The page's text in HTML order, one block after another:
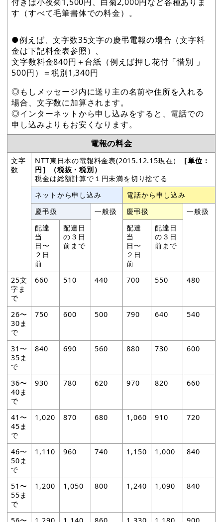
す（すべて毛筆書体での料金）。
●例えば、文字数35文字の慶弔電報の場合（文字料
金は下記料金表参照）、
文字数料金840円＋台紙（例えば押し花付「惜別 」
500円）＝税別1,340円
◎もしメッセージ内に送り主の名前や住所を入れる
場合、文字数に加算されます。
◎インターネットから申し込みをすると、電話での
申し込みよりもお安くなります。
電報の料金
文字
数
NTT東日本の電報料金表(2015.12.15現在）
［単位：
円］（税抜・税別）
税金は総額計算で１円未満を切り捨てる
ネットから申し込み
電話から申し込み
慶弔扱
一般扱 慶弔扱
一般扱
配達
当
日〜
２日
前
配達日
の３日
前まで
配達
当
日〜
２日
前
配達日
の３日
前まで
25文
字ま
で
660 510 440 700 550 480
26〜
30ま
で
750 600 500 790 640 540
31〜
35ま
で
840 690 560 880 730 600
36〜
40ま
で
930 780 620 970 820 660
41〜
45ま
で
1,020 870 680 1,060 910 720
46〜
50ま
で
1,110 960 740 1,150 1,000 840
51〜
55ま
で
1,200 1,050 800 1,240 1,090 840
56〜 1,290 1,140 860 1,330 1,180 900